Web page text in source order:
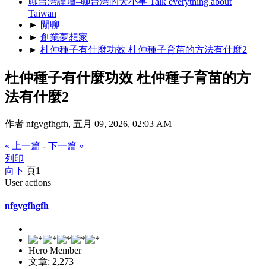
Taiwan
► 閒聊
► 創業夢想家
► 杜仲種子有什麼功效 杜仲種子育苗的方法有什麼2
杜仲種子有什麼功效 杜仲種子育苗的方
法有什麼2
作者 nfgvgfhgfh, 五月 09, 2026, 02:03 AM
« 上一篇 - 下一篇 »
列印
向下 頁1
User actions
nfgvgfhgfh
Hero Member
文章: 2,273